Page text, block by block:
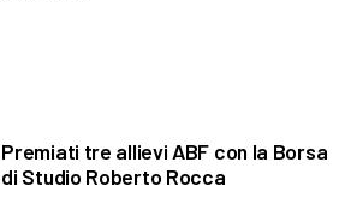
Premiati tre allievi ABF con la Borsa
di Studio Roberto Rocca